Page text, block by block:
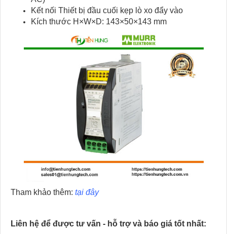
Kết nối Thiết bị đầu cuối kẹp lò xo đẩy vào
Kích thước H×W×D: 143×50×143 mm
Tham khảo thêm: tại đây
Liên hệ để được tư vấn - hỗ trợ và báo giá tốt nhất: